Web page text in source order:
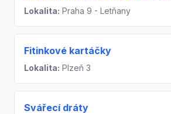
Lokalita: Praha 9 - Letňany
Fitinkové kartáčky
Lokalita: Plzeň 3
Svářecí dráty